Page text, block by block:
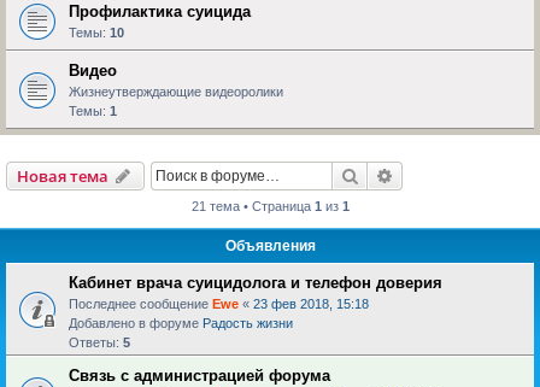
Профилактика суицида
Темы: 10
Видео
Жизнеутверждающие видеоролики
Темы: 1
Новая тема Поиск
21 тема • Страница 1 из 1
Объявления
Кабинет врача суицидолога и телефон доверия
Последнее сообщение Ewe « 23 фев 2018, 15:18
Добавлено в форуме Радость жизни
Ответы: 5
Связь с администрацией форума